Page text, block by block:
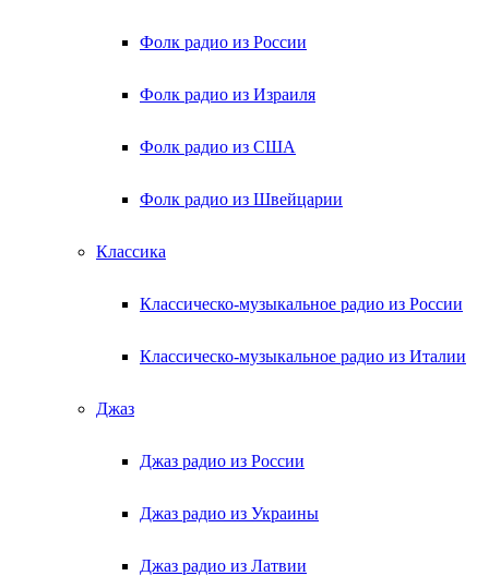
Фолк радио из России
Фолк радио из Израиля
Фолк радио из США
Фолк радио из Швейцарии
Классика
Классическо-музыкальное радио из России
Классическо-музыкальное радио из Италии
Джаз
Джаз радио из России
Джаз радио из Украины
Джаз радио из Латвии